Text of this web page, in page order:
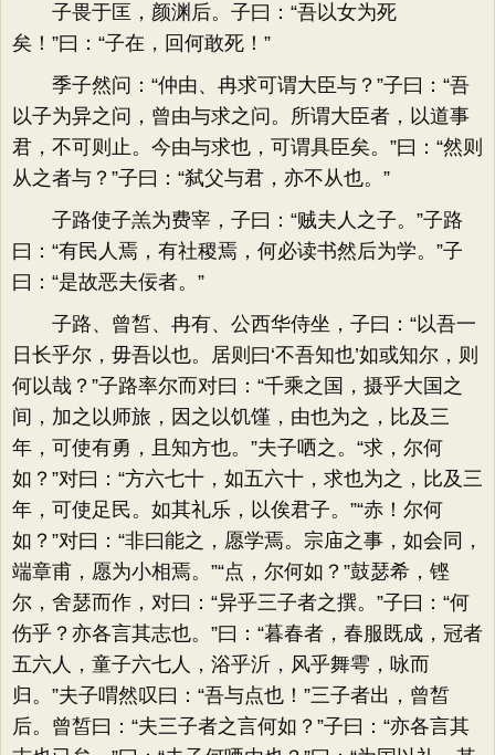
子畏于匡，颜渊后。子曰：“吾以女为死
矣！”曰：“子在，回何敢死！”
季子然问：“仲由、冉求可谓大臣与？”子曰：“吾
以子为异之问，曾由与求之问。所谓大臣者，以道事
君，不可则止。今由与求也，可谓具臣矣。”曰：“然则
从之者与？”子曰：“弑父与君，亦不从也。”
子路使子羔为费宰，子曰：“贼夫人之子。”子路
曰：“有民人焉，有社稷焉，何必读书然后为学。”子
曰：“是故恶夫佞者。”
子路、曾皙、冉有、公西华侍坐，子曰：“以吾一
日长乎尔，毋吾以也。居则曰‘不吾知也’如或知尔，则
何以哉？”子路率尔而对曰：“千乘之国，摄乎大国之
间，加之以师旅，因之以饥馑，由也为之，比及三
年，可使有勇，且知方也。”夫子哂之。“求，尔何
如？”对曰：“方六七十，如五六十，求也为之，比及三
年，可使足民。如其礼乐，以俟君子。”“赤！尔何
如？”对曰：“非曰能之，愿学焉。宗庙之事，如会同，
端章甫，愿为小相焉。”“点，尔何如？”鼓瑟希，铿
尔，舍瑟而作，对曰：“异乎三子者之撰。”子曰：“何
伤乎？亦各言其志也。”曰：“暮春者，春服既成，冠者
五六人，童子六七人，浴乎沂，风乎舞雩，咏而
归。”夫子喟然叹曰：“吾与点也！”三子者出，曾皙
后。曾皙曰：“夫三子者之言何如？”子曰：“亦各言其